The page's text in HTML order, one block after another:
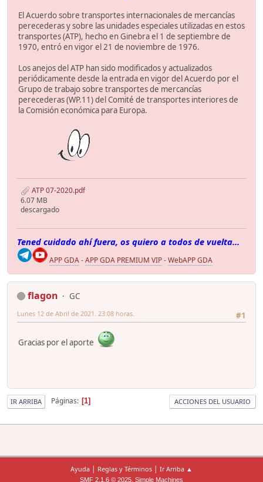
El Acuerdo sobre transportes internacionales de mercancías
perecederas y sobre las unidades especiales utilizadas en estos
transportes (ATP), hecho en Ginebra el 1 de septiembre de
1970, entró en vigor el 21 de noviembre de 1976.
Los anejos del ATP han sido modificados y actualizados
periódicamente desde la entrada en vigor del Acuerdo por el
Grupo de trabajo sobre transportes de mercancías
perecederas (WP.11) del Comité de transportes interiores de
la Comisión económica para Europa.
ATP 07-2020.pdf
6.07 MB
descargado
Tened cuidado ahí fuera, os quiero a todos de vuelta...
APP GDA-APP GDA PREMIUM VIP-WebAPP GDA
flagon
GC
#1
Lunes 12 de Abril de 2021. 23:08 horas.
Gracias por el aporte
IR ARRIBA Páginas 1 ACCIONES DEL USUARIO
Ayuda | Reglas y Términos | Ir Arriba ▲
SMF 2.1.6 © 2025, Simple Machines